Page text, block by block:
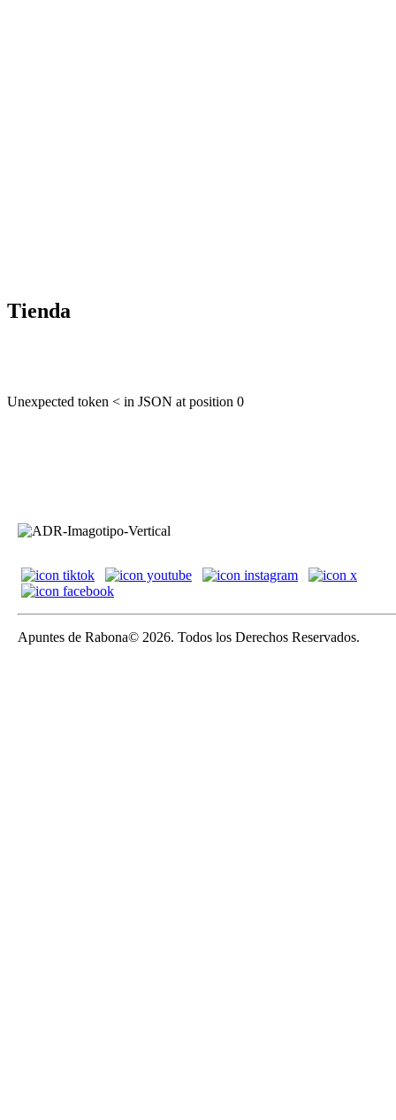
Tienda
Unexpected token < in JSON at position 0
Apuntes de Rabona© 2026. Todos los Derechos Reservados.